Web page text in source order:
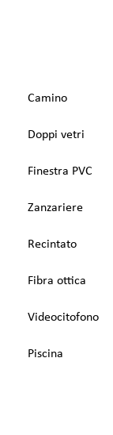
Camino
Doppi vetri
Finestra PVC
Zanzariere
Recintato
Fibra ottica
Videocitofono
Piscina